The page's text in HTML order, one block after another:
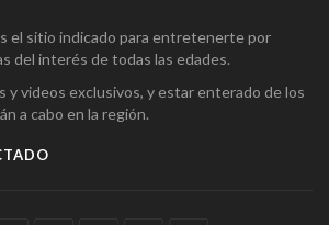
el sitio indicado para entretenerte por
del interés de todas las edades.
y videos exclusivos, y estar enterado de los
a cabo en la región.